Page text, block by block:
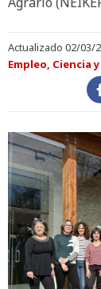
Actualizado 02/03/
Empleo, Ciencia